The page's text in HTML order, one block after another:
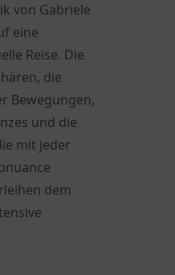
von Gabriele
eine
Reise. Die
die
Bewegungen,
und die
mit jeder
dem